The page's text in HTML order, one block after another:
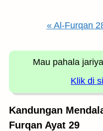
« Al-Furqan
Mau pahala
Klik di
Kandungan
Furqan Ayat 29